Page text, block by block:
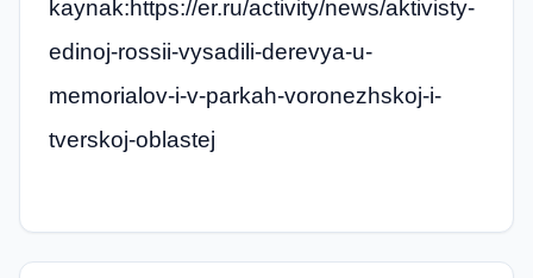
kaynak:https://er.ru/activity/news/aktivisty-
edinoj-rossii-vysadili-derevya-u-
memorialov-i-v-parkah-voronezhskoj-i-
tverskoj-oblastej